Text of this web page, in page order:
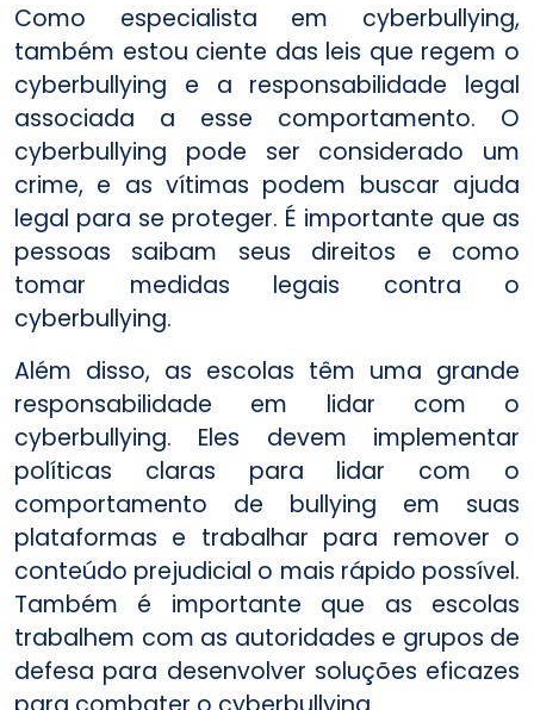
Como especialista em cyberbullying,
também estou ciente das leis que regem o
cyberbullying e a responsabilidade legal
associada a esse comportamento. O
cyberbullying pode ser considerado um
crime, e as vítimas podem buscar ajuda
legal para se proteger. É importante que as
pessoas saibam seus direitos e como
tomar medidas legais contra o
cyberbullying.
Além disso, as escolas têm uma grande
responsabilidade em lidar com o
cyberbullying. Eles devem implementar
políticas claras para lidar com o
comportamento de bullying em suas
plataformas e trabalhar para remover o
conteúdo prejudicial o mais rápido possível.
Também é importante que as escolas
trabalhem com as autoridades e grupos de
defesa para desenvolver soluções eficazes